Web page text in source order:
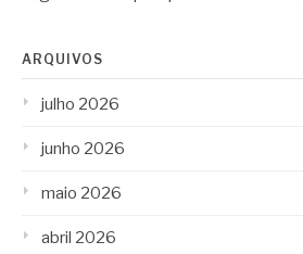
ARQUIVOS
julho 2026
junho 2026
maio 2026
abril 2026